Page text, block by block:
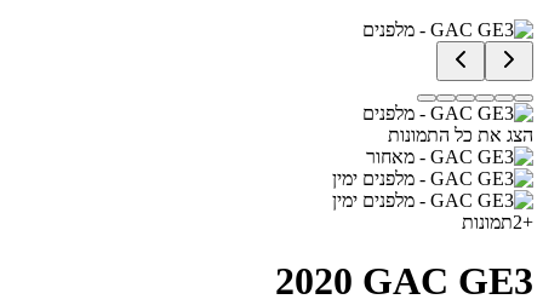
הצג את כל התמונות
+
2תמונות
GAC GE3
2020